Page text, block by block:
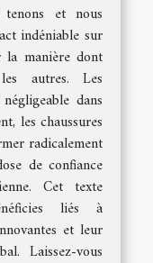
et nous
indéniable sur
manière dont
autres. Les
dans
les chaussures
radicalement
de confiance
Cet texte
liés à
et leur
Laissez-vous